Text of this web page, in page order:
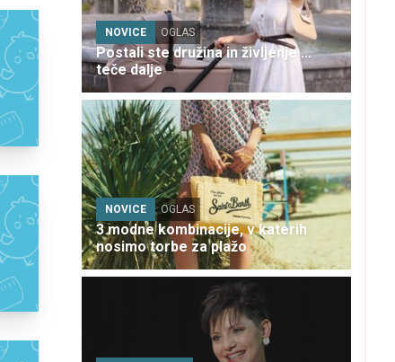
NOVICE OGLAS
Postali ste družina in življenje ...
teče dalje
NOVICE OGLAS
3 modne kombinacije, v katerih
nosimo torbe za plažo